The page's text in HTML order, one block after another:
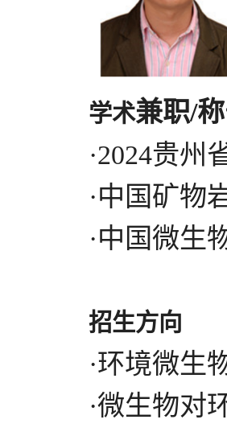
学术兼职/
·2024贵州
·中国矿物
·中国微生
招生方向
·环境微生
·微生物对